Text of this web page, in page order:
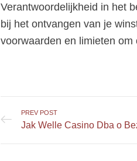
Verantwoordelijkheid in het
bij het ontvangen van je
voorwaarden en limieten
PREV POST